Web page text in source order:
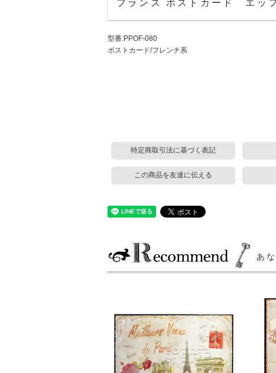
フランス ポストカード エ
型番:PPOF-080
ポストカード/フレンチ系
特定商取引法に基づく表記
この商品を友達に伝える
あ